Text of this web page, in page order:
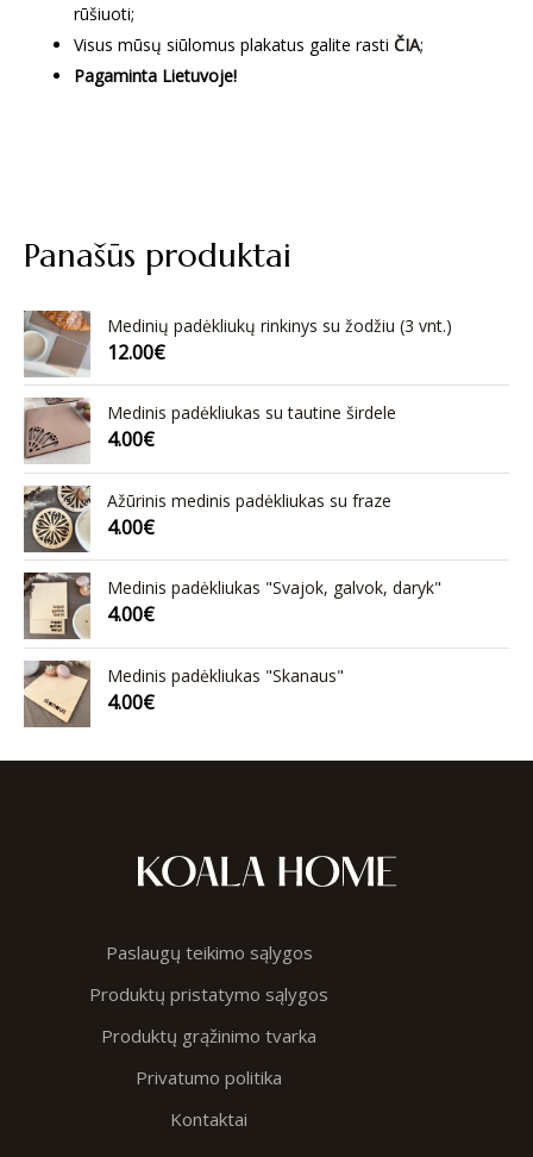
Panašūs produktai
Medinių padėkliukų rinkinys su žodžiu (3 vnt.)
12.00€
Medinis padėkliukas su tautine širdele
4.00€
Ažūrinis medinis padėkliukas su fraze
4.00€
Medinis padėkliukas "Svajok, galvok, daryk"
4.00€
Medinis padėkliukas "Skanaus"
4.00€
rūšiuoti;
Visus mūsų siūlomus plakatus galite rasti ČIA;
Pagaminta Lietuvoje!
Paslaugų teikimo sąlygos
Produktų pristatymo sąlygos
Produktų grąžinimo tvarka
Privatumo politika
Kontaktai